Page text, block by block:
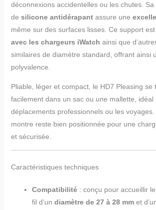
déconnexions accidentelles ou les chutes.
de silicone antidérapantassure une
même sur des surfaces lisses. Ce support est
avec les chargeurs iWatch ainsi que
similaires de diamètre standard, offrant ainsi
polyvalence.
Pliable, léger et compact, le HD7 Pleasing se
facilement dans un sac ou une mallette, idéal
déplacements professionnels ou les voyages.
montre reste bien positionnée pour une
et sécurisée.
Caractéristiques techniques
Compatibilité: conçu pour accueillir
fil d’un diamètre de 27 à 28 mmet